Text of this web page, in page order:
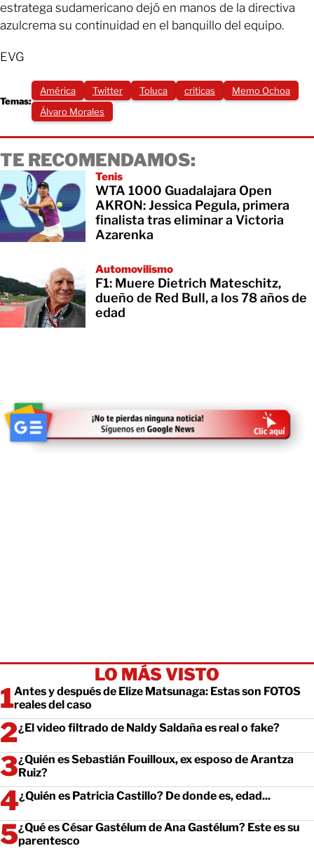
estratega sudamericano dejó en manos de la directiva
azulcrema su continuidad en el banquillo del equipo.
EVG
Temas:
América Twitter Toluca criticas
Memo Ochoa
Álvaro Morales
TE RECOMENDAMOS:
Tenis
WTA 1000 Guadalajara Open
AKRON: Jessica Pegula, primera
finalista tras eliminar a Victoria
Azarenka
Automovilismo
F1: Muere Dietrich Mateschitz,
dueño de Red Bull, a los 78 años de
edad
LO MÁS VISTO
Antes y después de Elize Matsunaga: Estas son FOTOS
reales del caso
¿El video filtrado de Naldy Saldaña es real o fake?
¿Quién es Sebastián Fouilloux, ex esposo de Arantza
Ruiz?
¿Quién es Patricia Castillo? De donde es, edad...
¿Qué es César Gastélum de Ana Gastélum? Este es su
parentesco